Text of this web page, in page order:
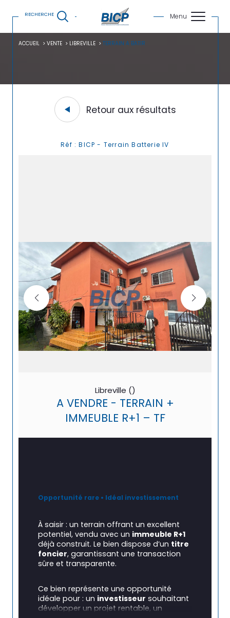
RECHERCHE
ACCUEIL VENTE LIBREVILLE TERRAIN A BATIR
Retour aux résultats
Réf : BICP - Terrain Batterie IV
Libreville ()
A VENDRE - TERRAIN +
IMMEUBLE R+1 – TF
Opportunité rare • Idéal investissement
À saisir : un terrain offrant un excellent
potentiel, vendu avec un immeuble R+1
déjà construit. Le bien dispose d’un titre
foncier, garantissant une transaction
sûre et transparente.
Ce bien représente une opportunité
idéale pour : un investisseur souhaitant
développer un projet rentable, un